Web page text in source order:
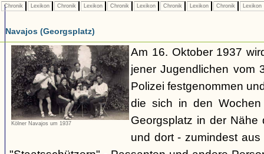
Chronik Lexikon Chronik Lexikon Chronik Lexikon Chronik Lexikon Chronik Lexikon
Navajos (Georgsplatz)
Kölner Navajos um 1937
Am 16. Oktober 1937
jener Jugendlichen vom
Polizei festgenommen
die sich in den
Georgsplatz in der Nähe
und dort - zumindest